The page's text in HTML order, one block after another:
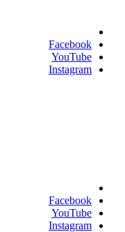
Facebook
YouTube
Instagram
Facebook
YouTube
Instagram